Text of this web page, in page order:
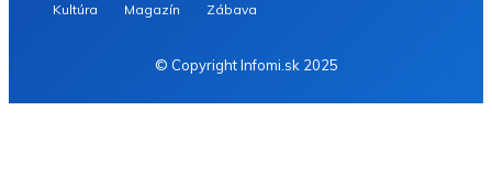
Kultúra
Magazín Zábava
© Copyright Infomi.sk 2025